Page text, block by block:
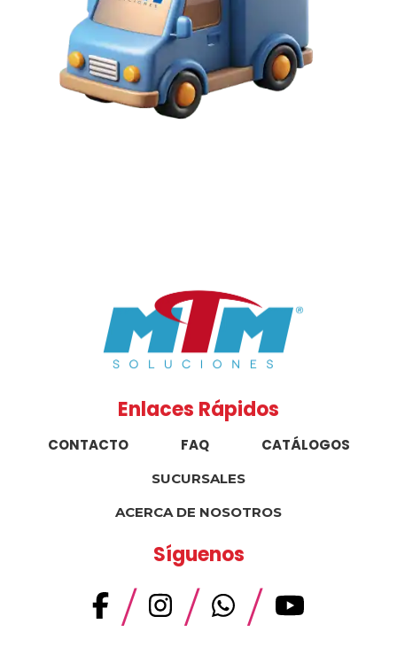
Enlaces Rápidos
CONTACTO FAQ CATÁLOGOS
SUCURSALES
ACERCA DE NOSOTROS
Síguenos
/ / /